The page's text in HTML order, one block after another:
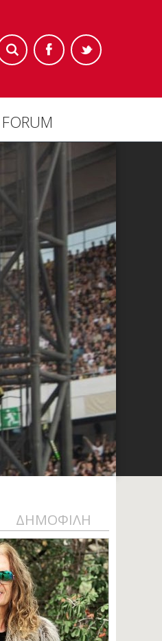
FORUM
ΔΗΜΟΦΙΛΗ